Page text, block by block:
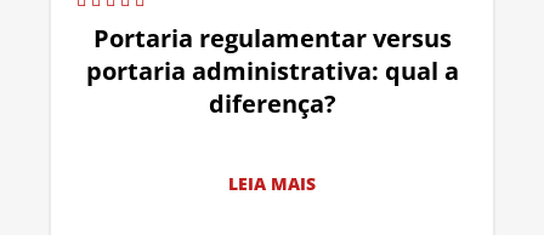
Portaria regulamentar versus
portaria administrativa: qual a
diferença?
LEIA MAIS